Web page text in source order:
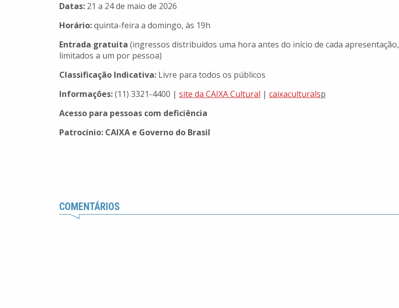
Datas: 21 a 24 de maio de 2026
Horário:quinta-feira a domingo, às 19h
Entrada gratuita (ingressos distribuídos uma hora antes do início de cada apresentação,
limitados a um por pessoa)
Classificação Indicativa: Livre para todos os públicos
Informações:(11) 3321-4400 | site da CAIXA Cultural | caixaculturalsp
Acesso para pessoas com deficiência
Patrocínio: CAIXA e Governo do Brasil
COMENTÁRIOS